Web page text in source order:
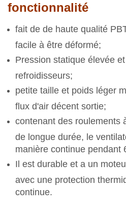
fonctionnalité
fait de de haute qualité
facile à être déformé;
Pression statique élevée
refroidisseurs;
petite taille et poids léger
flux d'air décent sortie;
contenant des roulements
de longue durée, le
manière continue pendant
Il est durable et a un
avec une protection
continue.